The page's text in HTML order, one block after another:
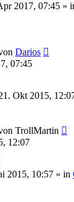
2017, 07:45 »
Darios
07:45
Okt 2015,
TrollMartin
12:07
2015, 10:57 » in